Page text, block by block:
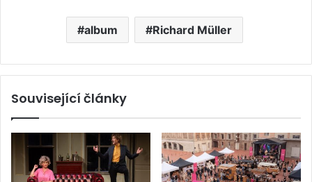
album Richard Müller
Související články